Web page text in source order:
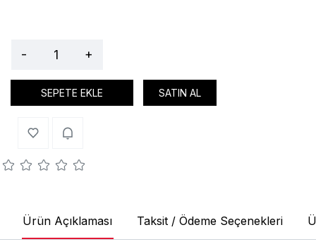
- +
SEPETE EKLE SATIN AL
Ürün Açıklaması Taksit / Ödeme Seçenekleri